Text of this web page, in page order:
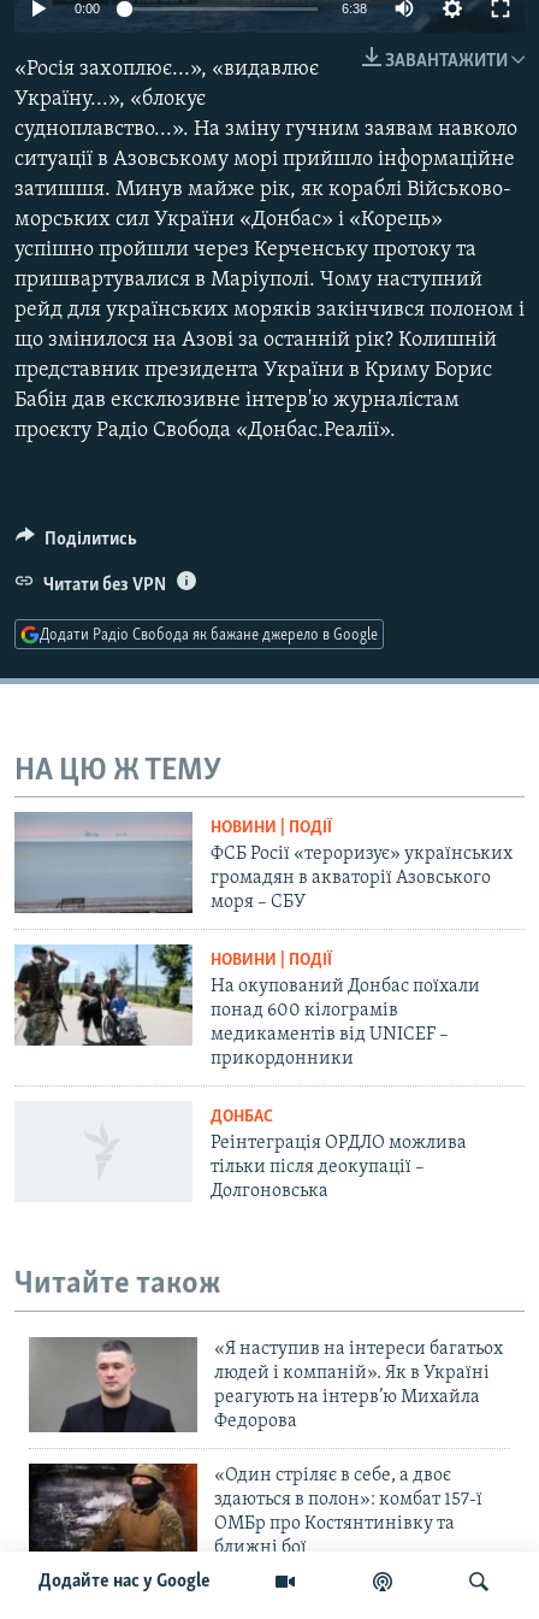
МУЛЬТИМЕДІА
ФОТО
СПЕЦПРОЄКТИ
ПОДКАСТИ
КРИМ РЕАЛІЇ
РУС
УКР
КТАТ
ДОЛУЧАЙСЯ!
Додайте нас у Google
0:00 6:38
ЗАВАНТАЖИТИ
«Росія захоплює...», «видавлює
Україну...», «блокує
судноплавство...». На зміну гучним заявам навколо
ситуації в Азовському морі прийшло інформаційне
затишшя. Минув майже рік, як кораблі Військово-
морських сил України «Донбас» і «Корець»
успішно пройшли через Керченську протоку та
пришвартувалися в Маріуполі. Чому наступний
рейд для українських моряків закінчився полоном і
що змінилося на Азові за останній рік? Колишній
представник президента України в Криму Борис
Бабін дав ексклюзивне інтерв'ю журналістам
проєкту Радіо Свобода «Донбас.Реалії».
Поділитись
Читати без VPN
Додати Радіо Свобода як бажане джерело в Google
НА ЦЮ Ж ТЕМУ
НОВИНИ | ПОДІЇ
ФСБ Росії «тероризує» українських
громадян в акваторії Азовського
моря – СБУ
НОВИНИ | ПОДІЇ
На окупований Донбас поїхали
понад 600 кілограмів
медикаментів від UNICEF –
прикордонники
ДОНБАС
Реінтеграція ОРДЛО можлива
тільки після деокупації –
Долгоновська
Читайте також
«Я наступив на інтереси багатьох
людей і компаній». Як в Україні
реагують на інтерв’ю Михайла
Федорова
«Один стріляє в себе, а двоє
здаються в полон»: комбат 157-ї
ОМБр про Костянтинівку та
ближні бої